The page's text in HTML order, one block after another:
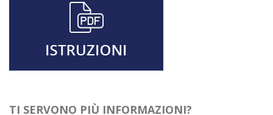
TI SERVONO PIÙ INFORMAZIONI?